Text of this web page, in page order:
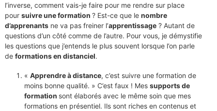
l’inverse, comment vais-je faire pour me rendre sur place
pour suivre une formation ? Est-ce que le nombre
d’apprenants ne va pas freiner l’apprentissage ? Autant de
questions d’un côté comme de l’autre. Pour vous, je démystifie
les questions que j’entends le plus souvent lorsque l’on parle
de formations en distanciel.
« Apprendre à distance, c’est suivre une formation de
moins bonne qualité. » C’est faux ! Mes supports de
formation sont élaborés avec le même soin que mes
formations en présentiel. Ils sont riches en contenus et